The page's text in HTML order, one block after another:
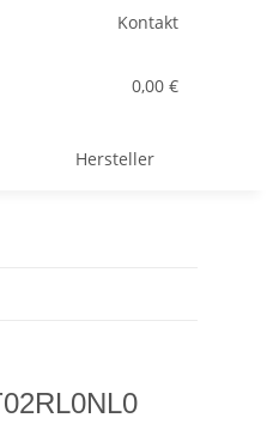
Kontakt
0,00 €
Hersteller